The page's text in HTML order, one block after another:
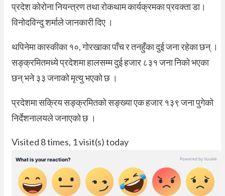
प्रदेश कोरोना नियन्त्रण तथा रोकथाम कार्यक्रमका प्रवक्ता डा।
विनोदविन्दु शर्माले जानकारी दिए ।
थपिनेमा कास्कीका १०, गोरखाका पाँच र तनहुँका दुई जना रहेका छन् ।
सङ्क्रमितमध्ये प्रदेशमा हालसम्म दुई हजार ८३१ जना निको भएका
छन् भने ३३ जनाको मृत्यु भएको छ ।
प्रदेशमा सक्रिय सङ्क्रमितको सङ्ख्या एक हजार १३९ जना पुगेको
निर्देशनालयले जनाएको छ ।
Visited 8 times, 1 visit(s) today